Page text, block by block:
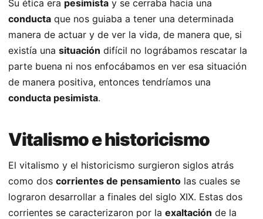
Su ética era pesimista y se cerraba hacia una
conducta que nos guiaba a tener una determinada
manera de actuar y de ver la vida, de manera que, si
existía una situación difícil no lográbamos rescatar la
parte buena ni nos enfocábamos en ver esa situación
de manera positiva, entonces tendríamos una
conducta pesimista.
Vitalismo e historicismo
El vitalismo y el historicismo surgieron siglos atrás
como dos corrientes de pensamiento las cuales se
lograron desarrollar a finales del siglo XIX. Estas dos
corrientes se caracterizaron por la exaltación de la